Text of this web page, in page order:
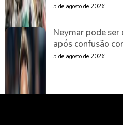
5 de agosto de 2026
Neymar pode ser
após confusão
5 de agosto de 2026